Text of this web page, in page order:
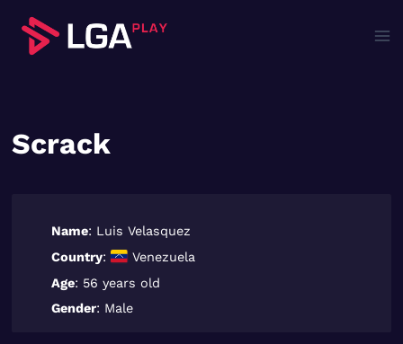
contenido
Scrack
Name: Luis Velasquez
Country:
Venezuela
Age: 56 years old
Gender: Male